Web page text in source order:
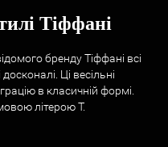
Тіффані
бренду Тіффані всі
Ці весільні
в класичній формі.
літерою Т.